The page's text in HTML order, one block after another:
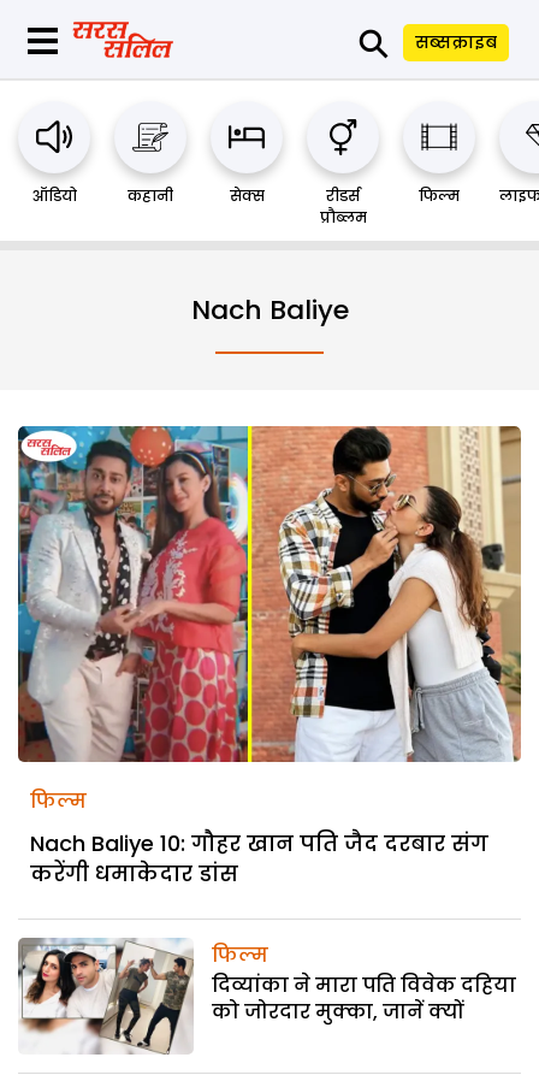
⚲ सब्सक्राइब
ऑडियो कहानी सेक्स
रीडर्स
प्रौब्लम
फिल्म
Nach Baliye
फिल्म
Nach Baliye 10: गौहर खान पति जैद दरबार संग
करेंगी धमाकेदार डांस
फिल्म
दिव्यांका ने मारा पति विवेक दहिया
को जोरदार मुक्का, जानें क्यों